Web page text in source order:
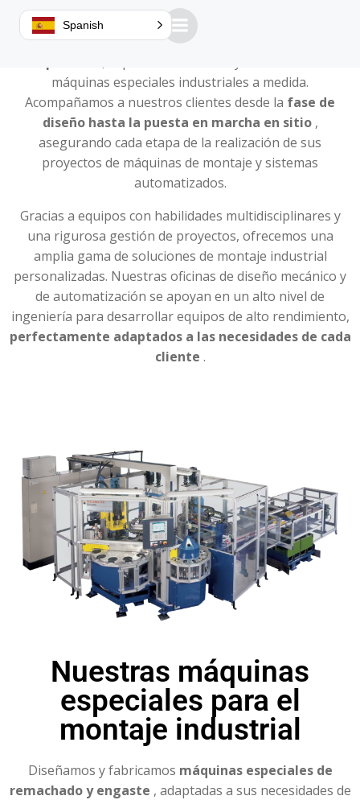
Guillemin es unreconocido fabricante de máquinas
máquinas especiales industriales a medida.
Acompañamos a nuestros clientes desde la fase de
diseño hasta la puesta en marcha en sitio,
asegurando cada etapa de la realización de sus
proyectos de máquinas de montaje y sistemas
automatizados.
Gracias a equipos con habilidades multidisciplinares y
una rigurosa gestión de proyectos, ofrecemos una
amplia gama de soluciones de montaje industrial
personalizadas. Nuestras oficinas de diseño mecánico y
de automatización se apoyan en un alto nivel de
ingeniería para desarrollar equipos de alto rendimiento,
perfectamente adaptados a las necesidades de cada
cliente .
Nuestras máquinas
especiales para el
montaje industrial
Diseñamos y fabricamos máquinas especiales de
remachado y engaste , adaptadas a sus necesidades de
Spanish